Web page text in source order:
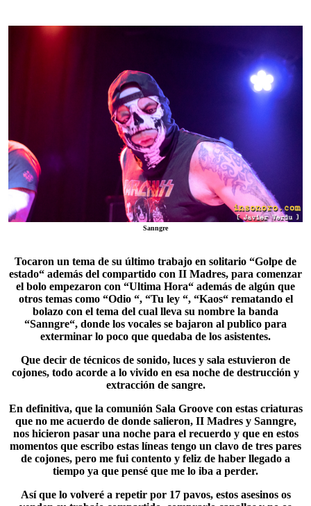
Sanngre
Tocaron un tema de su último trabajo en solitario “Golpe de
estado“ además del compartido con II Madres, para comenzar
el bolo empezaron con “Ultima Hora“ además de algún que
otros temas como “Odio “, “Tu ley “, “Kaos“ rematando el
bolazo con el tema del cual lleva su nombre la banda
“Sanngre“, donde los vocales se bajaron al publico para
exterminar lo poco que quedaba de los asistentes.
Que decir de técnicos de sonido, luces y sala estuvieron de
cojones, todo acorde a lo vivido en esa noche de destrucción y
extracción de sangre.
En definitiva, que la comunión Sala Groovecon estas criaturas
que no me acuerdo de donde salieron, II Madres y Sanngre,
nos hicieron pasar una noche para el recuerdo y que en estos
momentos que escribo estas líneas tengo un clavo de tres pares
de cojones, pero me fui contento y feliz de haber llegado a
tiempo ya que pensé que me lo iba a perder.
Así que lo volveré a repetir por 17 pavos, estos asesinos os